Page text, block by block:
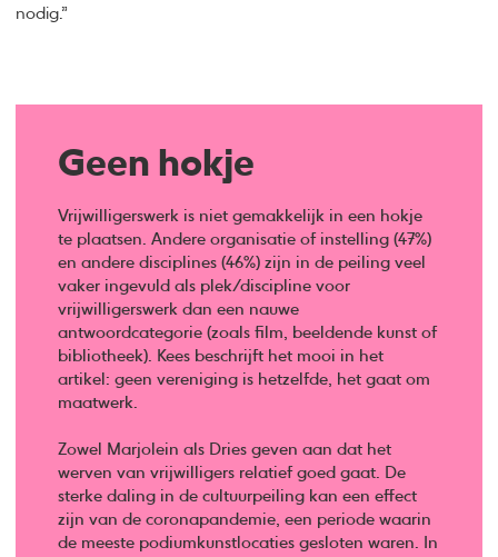
nodig.”
Geen hokje
Vrijwilligerswerk is niet gemakkelijk in een hokje
te plaatsen. Andere organisatie of instelling (47%)
en andere disciplines (46%) zijn in de peiling veel
vaker ingevuld als plek/discipline voor
vrijwilligerswerk dan een nauwe
antwoordcategorie (zoals film, beeldende kunst of
bibliotheek). Kees beschrijft het mooi in het
artikel: geen vereniging is hetzelfde, het gaat om
maatwerk.
Zowel Marjolein als Dries geven aan dat het
werven van vrijwilligers relatief goed gaat. De
sterke daling in de cultuurpeiling kan een effect
zijn van de coronapandemie, een periode waarin
de meeste podiumkunstlocaties gesloten waren. In